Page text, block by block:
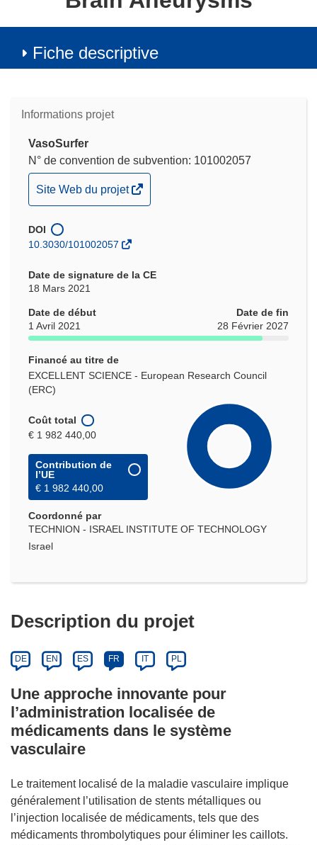
Fiche descriptive
Informations projet
VasoSurfer
N° de convention de subvention: 101002057
(s’ouvre
dans
une
nouvelle
Site Web du projet
DOI
10.3030/101002057
Date de signature de la CE
18 Mars 2021
Date de début
1 Avril 2021
Date de fin
28 Février 2027
Financé au titre de
EXCELLENT SCIENCE - European Research Council
(ERC)
Coût total
€ 1 982 440,00
Contribution de
l’UE
€ 1 982 440,00
Coordonné par
TECHNION - ISRAEL INSTITUTE OF TECHNOLOGY
Israel
Description du projet
DE EN ES FR IT PL
Une approche innovante pour
l’administration localisée de
médicaments dans le système
vasculaire
Le traitement localisé de la maladie vasculaire implique
généralement l’utilisation de stents métalliques ou
l’injection localisée de médicaments, tels que des
médicaments thrombolytiques pour éliminer les caillots.